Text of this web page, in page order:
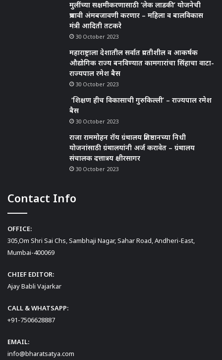
मुलींच्या सक्षमीकरणासाठी ‘लेक लाडकी’ योजनेची
प्रभावी अंमबजावणी करणार – महिला व बालविकास
मंत्री आदिती तटकरे
30 October 2023
महाराष्ट्राला देशातील सर्वात प्रगतीशील व आकर्षक
औद्योगिक राज्य बनविण्यात कामगारांचा सिंहाचा वाटा-
राज्यपाल रमेश बैस
30 October 2023
‘शिक्षण हीच विकासाची गुरुकिल्ली’ – राज्यपाल रमेश
बैस
30 October 2023
राजा राममोहन रॉय ग्रंथालय प्रतिष्ठानच्या निधी
योजनांसाठी ग्रंथालयांनी अर्ज करावेत – ग्रंथालय
संचालक दत्तात्रय क्षीरसागर
30 October 2023
Contact Info
OFFICE:
305,Om Shri Sai Chs, Sambhaji Nagar, Sahar Road, Andheri-East,
Mumbai-400069
CHIEF EDITOR:
Ajay Babli Vajarkar
CALL & WHATSAPP:
+91-7506628887
EMAIL:
info@bharatsatya.com